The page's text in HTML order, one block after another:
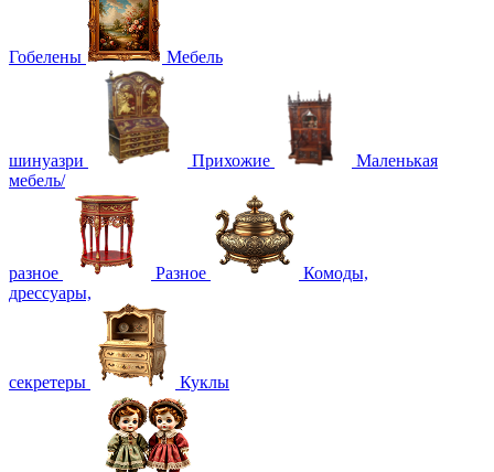
Гобелены Мебель
шинуазри Прихожие
Маленькая
мебель/
разное Разное
Комоды,
дрессуары,
секретеры Куклы